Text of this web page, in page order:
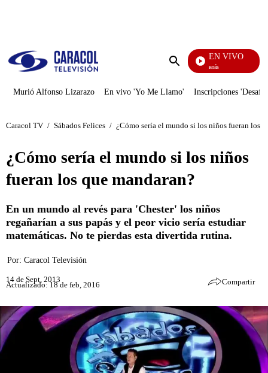
Enviar
EN VIVO
También Caerás
Murió Alfonso Lizarazo En vivo 'Yo Me Llamo' Inscripciones
Caracol TV / Sábados Felices / ¿Cómo sería el mundo si los niños fueran los
¿Cómo sería el mundo si los niños
fueran los que mandaran?
En un mundo al revés para 'Chester' los niños
regañarían a sus papás y el peor vicio sería estudiar
matemáticas. No te pierdas esta divertida rutina.
Por: Caracol Televisión
14 de Sept, 2013
Actualizado: 18 de feb, 2016 Compartir